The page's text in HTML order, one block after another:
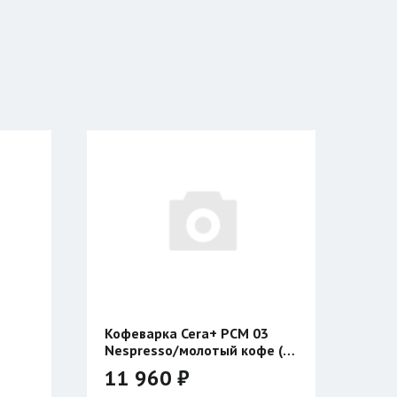
PCM 03
кофе (с
Куртка Сивера ДИВЪ AZ
39 900 ₽